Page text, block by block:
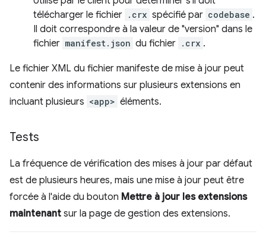
télécharger le fichier .crx spécifié par codebase .
Il doit correspondre à la valeur de "version" dans le
fichier manifest.json du fichier .crx .
Le fichier XML du fichier manifeste de mise à jour peut
contenir des informations sur plusieurs extensions en
incluant plusieurs <app> éléments.
Tests
La fréquence de vérification des mises à jour par défaut
est de plusieurs heures, mais une mise à jour peut être
forcée à l'aide du bouton Mettre à jour les extensions
maintenant sur la page de gestion des extensions.